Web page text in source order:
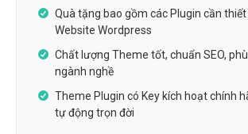
Quà tặng bao gồm các Plugin cần thiết
Website Wordpress
Chất lượng Theme tốt, chuẩn SEO,
ngành nghề
Theme Plugin có Key kích hoạt chính
tự động trọn đời